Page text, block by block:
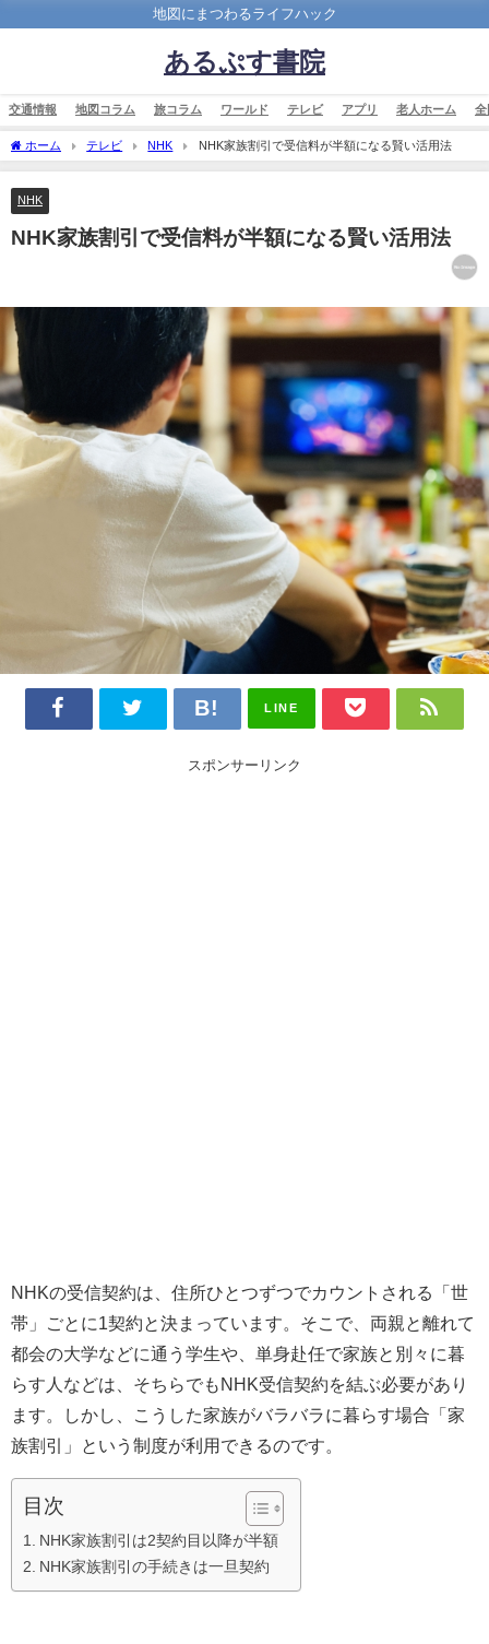
地図にまつわるライフハック
あるぷす書院
交通情報 地図コラム 旅コラム ワールド テレビ アプリ 老人ホーム 全
ホーム テレビ NHK NHK家族割引で受信料が半額になる賢い活用法
NHK
NHK家族割引で受信料が半額になる賢い活用法
LINE
スポンサーリンク
NHKの受信契約は、住所ひとつずつでカウントされる「世
帯」ごとに1契約と決まっています。そこで、両親と離れて
都会の大学などに通う学生や、単身赴任で家族と別々に暮
らす人などは、そちらでもNHK受信契約を結ぶ必要があり
ます。しかし、こうした家族がバラバラに暮らす場合「家
族割引」という制度が利用できるのです。
目次
NHK家族割引は2契約目以降が半額
NHK家族割引の手続きは一旦契約